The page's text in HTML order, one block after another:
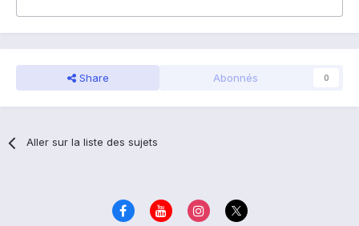
Share Abonnés 0
Aller sur la liste des sujets